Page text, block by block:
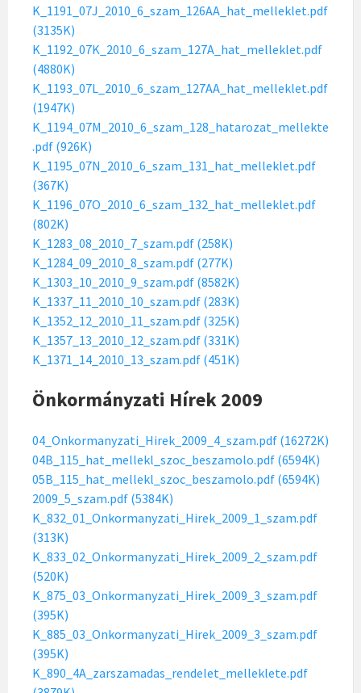
K_1191_07J_2010_6_szam_126AA_hat_melleklet.pdf
(3135K)
K_1192_07K_2010_6_szam_127A_hat_melleklet.pdf
(4880K)
K_1193_07L_2010_6_szam_127AA_hat_melleklet.pdf
(1947K)
K_1194_07M_2010_6_szam_128_hatarozat_mellekte
.pdf (926K)
K_1195_07N_2010_6_szam_131_hat_melleklet.pdf
(367K)
K_1196_07O_2010_6_szam_132_hat_melleklet.pdf
(802K)
K_1283_08_2010_7_szam.pdf (258K)
K_1284_09_2010_8_szam.pdf (277K)
K_1303_10_2010_9_szam.pdf (8582K)
K_1337_11_2010_10_szam.pdf (283K)
K_1352_12_2010_11_szam.pdf (325K)
K_1357_13_2010_12_szam.pdf (331K)
K_1371_14_2010_13_szam.pdf (451K)
Önkormányzati Hírek 2009
04_Onkormanyzati_Hirek_2009_4_szam.pdf (16272K)
04B_115_hat_mellekl_szoc_beszamolo.pdf (6594K)
05B_115_hat_mellekl_szoc_beszamolo.pdf (6594K)
2009_5_szam.pdf (5384K)
K_832_01_Onkormanyzati_Hirek_2009_1_szam.pdf
(313K)
K_833_02_Onkormanyzati_Hirek_2009_2_szam.pdf
(520K)
K_875_03_Onkormanyzati_Hirek_2009_3_szam.pdf
(395K)
K_885_03_Onkormanyzati_Hirek_2009_3_szam.pdf
(395K)
K_890_4A_zarszamadas_rendelet_melleklete.pdf